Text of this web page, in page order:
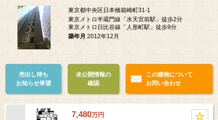
東京都中央区日本橋箱崎町31-1
東京メトロ半蔵門線「水天宮前駅」徒歩2分
東京メトロ日比谷線「人形町駅」徒歩9分
築年月 2012年12月
売出し待ち
お知らせ希望
未公開情報の
確認
この建物について
お問い合わせ
7,480万円